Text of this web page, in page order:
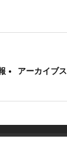
アーカイブス